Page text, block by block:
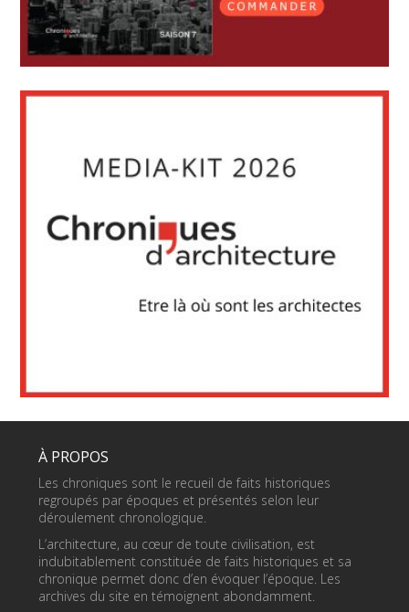
À PROPOS
Les chroniques sont le recueil de faits historiques
regroupés par époques et présentés selon leur
déroulement chronologique.
L’architecture, au cœur de toute civilisation, est
indubitablement constituée de faits historiques et sa
chronique permet donc d’en évoquer l’époque. Les
archives du site en témoignent abondamment.